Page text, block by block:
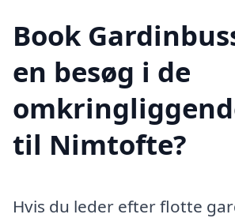
Book
en besøg i de
til Nimtofte?
Hvis du leder efter flotte